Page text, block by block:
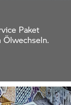
Paket